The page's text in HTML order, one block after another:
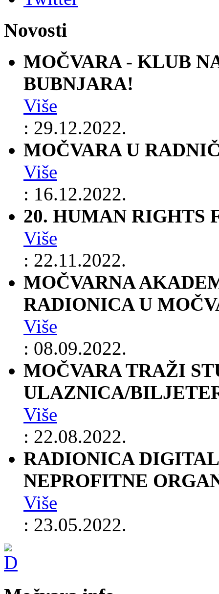
Novosti
MOČVARA - KLUB
BUBNJARA!
Više
: 29.12.2022.
MOČVARA U
Više
: 16.12.2022.
20. HUMAN RIGHTS
Više
: 22.11.2022.
MOČVARNA
RADIONICA U
Više
: 08.09.2022.
MOČVARA TRAŽI
ULAZNICA/
Više
: 22.08.2022.
RADIONICA
NEPROFITNE
Više
: 23.05.2022.